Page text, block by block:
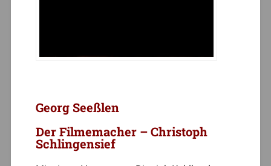
Georg Seeßlen
Der Filmemacher – Christoph
Schlingensief